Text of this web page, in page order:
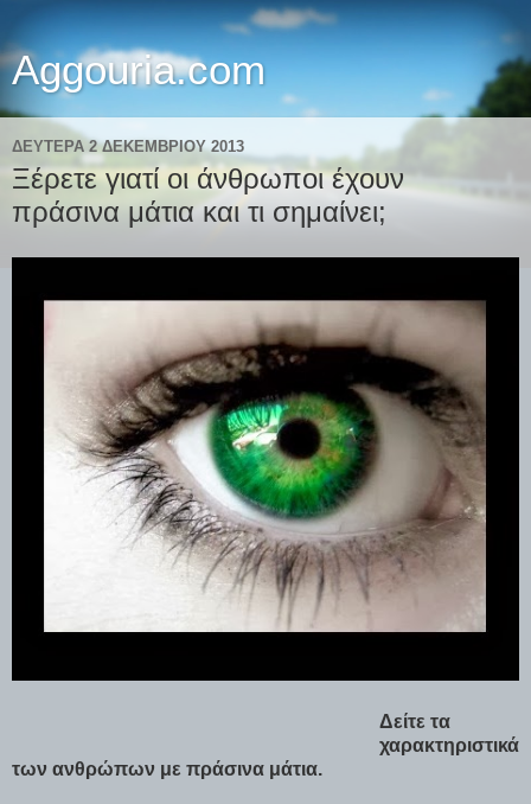
Aggouria.com
ΔΕΥΤΈΡΑ 2 ΔΕΚΕΜΒΡΊΟΥ 2013
Ξέρετε γιατί οι άνθρωποι έχουν
πράσινα μάτια και τι σημαίνει;
Δείτε τα
χαρακτηριστικά
των ανθρώπων με πράσινα μάτια.